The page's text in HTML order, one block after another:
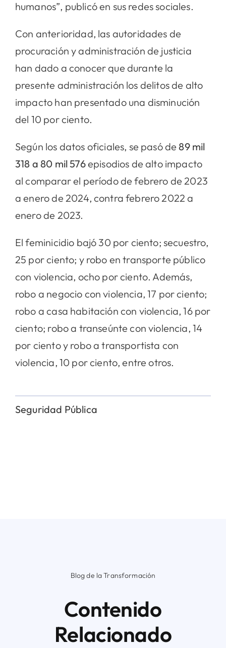
humanos”, publicó en sus redes sociales.
Con anterioridad, las autoridades de
procuración y administración de justicia
han dado a conocer que durante la
presente administración los delitos de alto
impacto han presentado una disminución
del 10 por ciento.
Según los datos oficiales, se pasó de 89 mil
318 a 80 mil 576episodios de alto impacto
al comparar el período de febrero de 2023
a enero de 2024, contra febrero 2022 a
enero de 2023.
El feminicidio bajó 30 por ciento; secuestro,
25 por ciento; y robo en transporte público
con violencia, ocho por ciento. Además,
robo a negocio con violencia, 17 por ciento;
robo a casa habitación con violencia, 16 por
ciento; robo a transeúnte con violencia, 14
por ciento y robo a transportista con
violencia, 10 por ciento, entre otros.
Seguridad Pública
Blog de la Transformación
Contenido
Relacionado